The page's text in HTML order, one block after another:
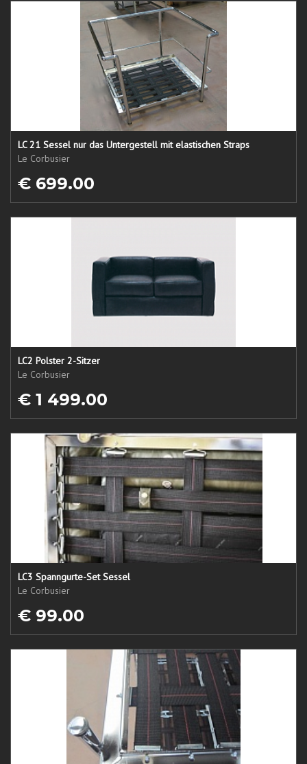
LC 21 Sessel nur das Untergestell mit elastischen Straps
Le Corbusier
€ 699.00
LC2 Polster 2-Sitzer
Le Corbusier
€ 1 499.00
LC3 Spanngurte-Set Sessel
Le Corbusier
€ 99.00